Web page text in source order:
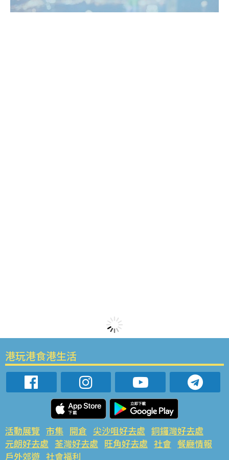
港玩港食港生活
活動展覽 市集 開倉 尖沙咀好去處 銅鑼灣好去處
元朗好去處 荃灣好去處 旺角好去處 社會 餐廳情報
戶外郊遊 社會福利